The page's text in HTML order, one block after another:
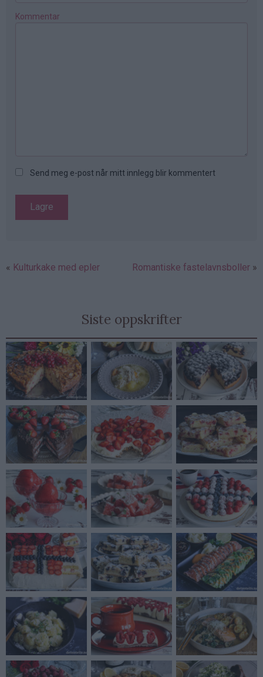
Kommentar
Send meg e-post når mitt innlegg blir kommentert
Kulturkake med epler Romantiske fastelavnsboller
Siste oppskrifter